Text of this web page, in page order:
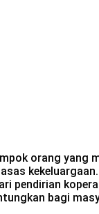
orang yang
pendirian
bagi